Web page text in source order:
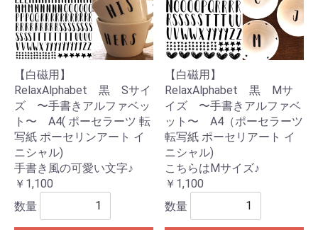
【白磁用】
RelaxAlphabet 黒 Sサイ
ズ 〜手書きアルファベッ
ト〜 A4( ポーセラーツ 転
写紙 ポーセリンアート イ
ニシャル)
手書き風の可愛い文字♪
￥1,100
数量
【白磁用】
RelaxAlphabet 黒 Mサ
イズ 〜手書きアルファベ
ット〜 A4（ポーセラーツ
転写紙 ポーセリアート イ
ニシャル)
こちらはMサイズ♪
￥1,100
数量